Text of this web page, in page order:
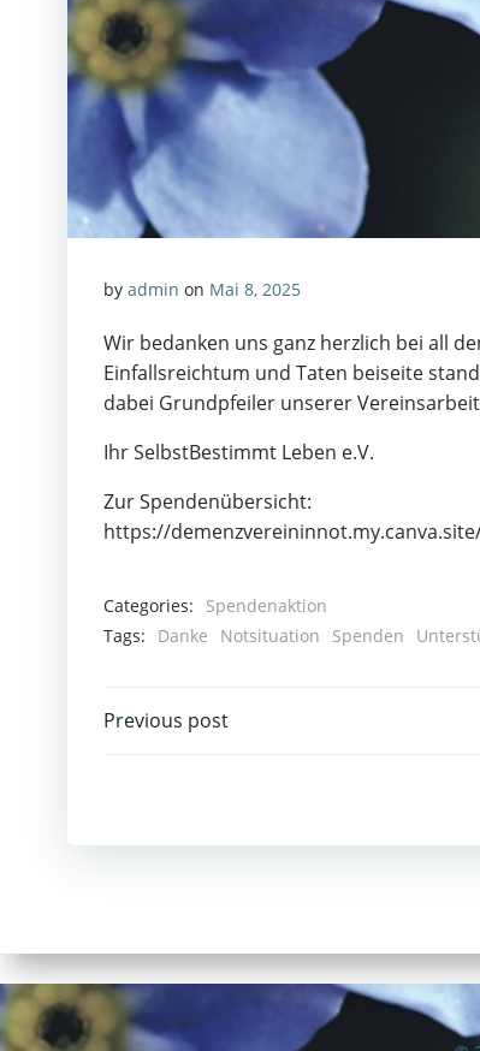
by admin on Mai 8, 2025
Wir bedanken uns ganz herzlich bei all
Einfallsreichtum und Taten beiseite
dabei Grundpfeiler unserer
Ihr SelbstBestimmt Leben e.V.
Zur Spendenübersicht:
https://
Categories:
Spendenaktion
Tags:
Danke Notsituation Spenden
Post
Previous post